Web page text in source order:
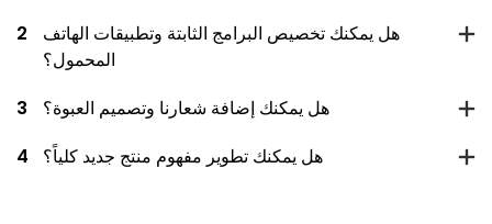
2
هل يمكنك تخصيص البرامج الثابتة وتطبيقات الهاتف
المحمول؟
3
هل يمكنك إضافة شعارنا وتصميم العبوة؟
4
هل يمكنك تطوير مفهوم منتج جديد كلياً؟